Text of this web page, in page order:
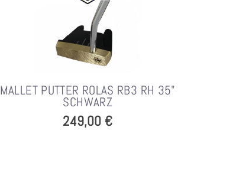
MALLET PUTTER ROLAS RB3 RH 35"
SCHWARZ
249,00 €